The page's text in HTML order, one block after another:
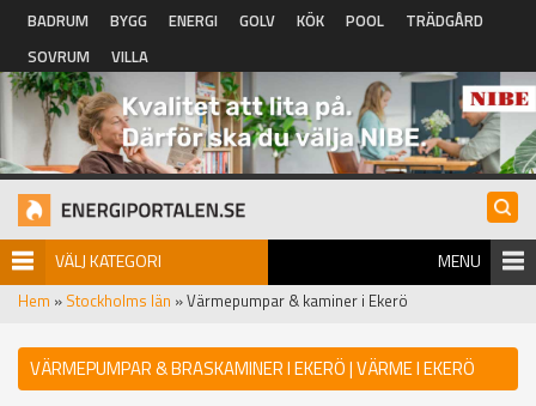
Hoppa till huvudinnehåll
BADRUM BYGG ENERGI GOLV KÖK POOL
TRÄDGÅRD
SOVRUM
VILLA
VÄLJ KATEGORI MENU
Hem » Stockholms län » Värmepumpar & kaminer i Ekerö
VÄRMEPUMPAR & BRASKAMINER I EKERÖ | VÄRME I EKERÖ